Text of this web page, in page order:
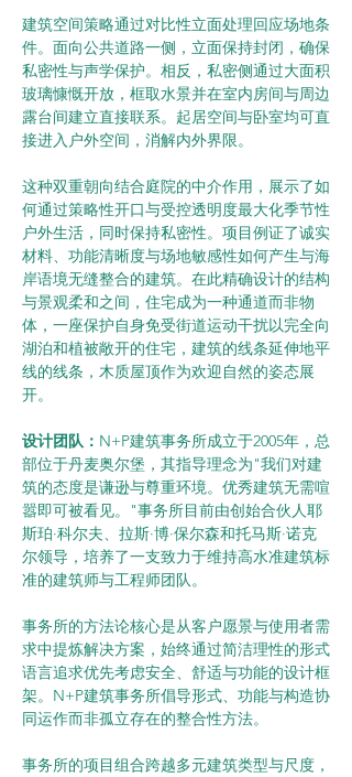
建筑空间策略通过对比性立面处理回应场地条
件。面向公共道路一侧，立面保持封闭，确保
私密性与声学保护。相反，私密侧通过大面积
玻璃慷慨开放，框取水景并在室内房间与周边
露台间建立直接联系。起居空间与卧室均可直
接进入户外空间，消解内外界限。
这种双重朝向结合庭院的中介作用，展示了如
何通过策略性开口与受控透明度最大化季节性
户外生活，同时保持私密性。项目例证了诚实
材料、功能清晰度与场地敏感性如何产生与海
岸语境无缝整合的建筑。在此精确设计的结构
与景观柔和之间，住宅成为一种通道而非物
体，一座保护自身免受街道运动干扰以完全向
湖泊和植被敞开的住宅，建筑的线条延伸地平
线的线条，木质屋顶作为欢迎自然的姿态展
开。
设计团队： N+P建筑事务所成立于2005年，总
部位于丹麦奥尔堡，其指导理念为"我们对建
筑的态度是谦逊与尊重环境。优秀建筑无需喧
嚣即可被看见。"事务所目前由创始合伙人耶
斯珀·科尔夫、拉斯·博·保尔森和托马斯·诺克
尔领导，培养了一支致力于维持高水准建筑标
准的建筑师与工程师团队。
事务所的方法论核心是从客户愿景与使用者需
求中提炼解决方案，始终通过简洁理性的形式
语言追求优先考虑安全、舒适与功能的设计框
架。N+P建筑事务所倡导形式、功能与构造协
同运作而非孤立存在的整合性方法。
事务所的项目组合跨越多元建筑类型与尺度，